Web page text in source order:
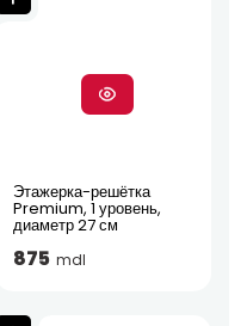
Этажерка-решётка
Premium, 1 уровень,
диаметр 27 см
875 mdl